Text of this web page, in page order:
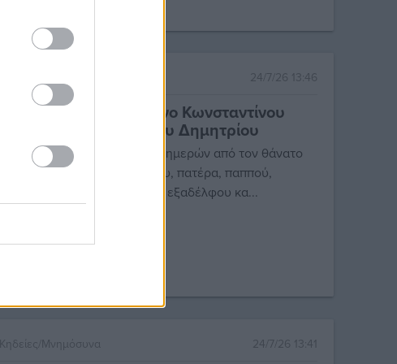
24/7/26 13:46
40/νθημερο Μνημόσυνο Κωνσταντίνου
Στυλιανού Μελέκου του Δημητρίου
Με τη συμπλήρωση σαράντα ημερών από τον θάνατο
του αγαπημένου μας συζύγου, πατέρα, παππού,
προπαππού, αδελφού, θείου, εξαδέλφου κα...
Κηδείες/Μνημόσυνα 24/7/26 13:41